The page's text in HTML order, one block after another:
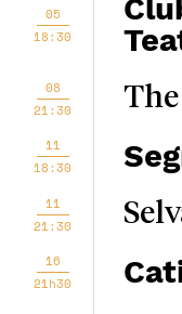
05
18:30
08
21:30
11
18:30
11
21:30
16
21h30